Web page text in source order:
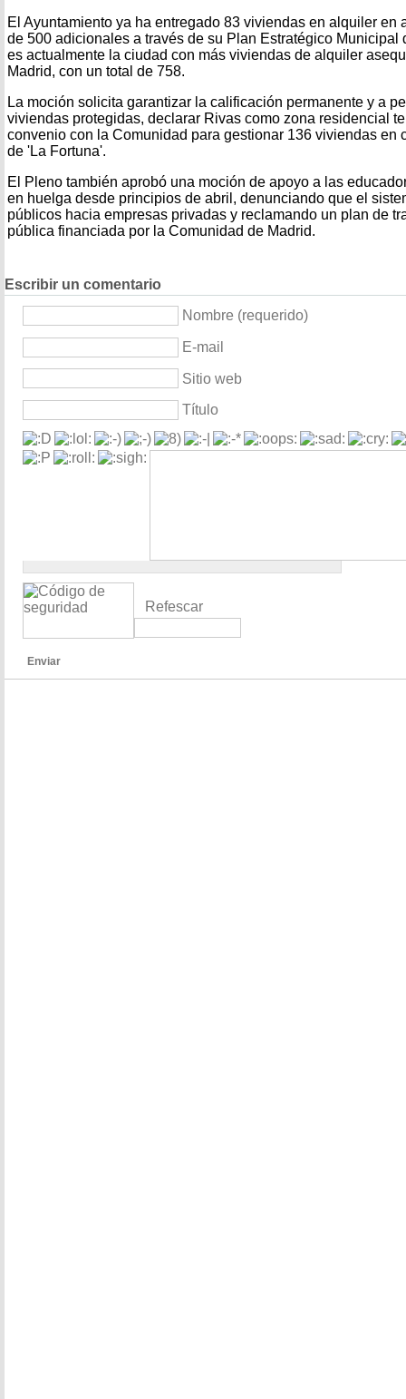
El Ayuntamiento ya ha entregado 83 viviendas en alquiler en
de 500 adicionales a través de su Plan Estratégico Municipal
es actualmente la ciudad con más viviendas de alquiler
Madrid, con un total de 758.
La moción solicita garantizar la calificación permanente y a
viviendas protegidas, declarar Rivas como zona residencial
convenio con la Comunidad para gestionar 136 viviendas en
de 'La Fortuna'.
El Pleno también aprobó una moción de apoyo a las
en huelga desde principios de abril, denunciando que el
públicos hacia empresas privadas y reclamando un plan de
pública financiada por la Comunidad de Madrid.
Escribir un comentario
Nombre (requerido)
E-mail
Sitio web
Título
Refescar
Enviar